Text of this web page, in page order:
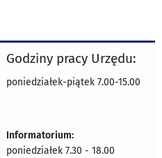
Godziny pracy Urzędu:
poniedziałek-piątek 7.00-15.00
Informatorium:
poniedziałek 7.30 - 18.00